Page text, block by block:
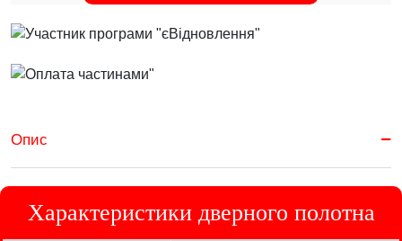
Опис
Характеристики дверного полотна